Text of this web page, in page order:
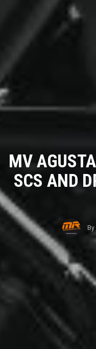
MV
SCS AND
By